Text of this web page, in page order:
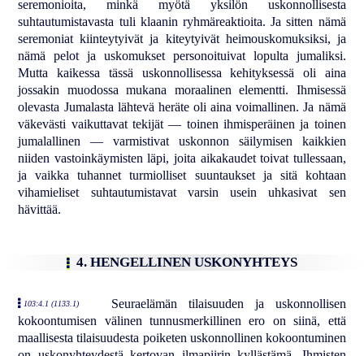
seremonioita, minkä myötä yksilön uskonnollisesta
suhtautumistavasta tuli klaanin ryhmäreaktioita. Ja sitten nämä
seremoniat kiinteytyivät ja kiteytyivät heimouskomuksiksi, ja
nämä pelot ja uskomukset personoituivat lopulta jumaliksi.
Mutta kaikessa tässä uskonnollisessa kehityksessä oli aina
jossakin muodossa mukana moraalinen elementti. Ihmisessä
olevasta Jumalasta lähtevä heräte oli aina voimallinen. Ja nämä
väkevästi vaikuttavat tekijät — toinen ihmisperäinen ja toinen
jumalallinen — varmistivat uskonnon säilymisen kaikkien
niiden vastoinkäymisten läpi, joita aikakaudet toivat tullessaan,
ja vaikka tuhannet turmiolliset suuntaukset ja sitä kohtaan
vihamieliset suhtautumistavat varsin usein uhkasivat sen
hävittää.
4. HENGELLINEN USKONYHTEYS
103:4.1 (1133.1)
Seuraelämän tilaisuuden ja uskonnollisen
kokoontumisen välinen tunnusmerkillinen ero on siinä, että
maallisesta tilaisuudesta poiketen uskonnollinen kokoontuminen